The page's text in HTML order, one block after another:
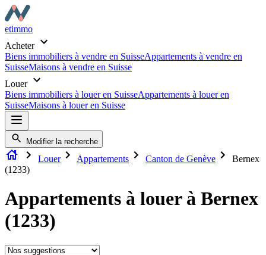
etimmo
Acheter
Biens immobiliers à vendre en SuisseAppartements à vendre en
SuisseMaisons à vendre en Suisse
Louer
Biens immobiliers à louer en SuisseAppartements à louer en
SuisseMaisons à louer en Suisse
Modifier la recherche
Louer Appartements Canton de Genève
Bernex
(1233)
Appartements à louer à Bernex
(1233)